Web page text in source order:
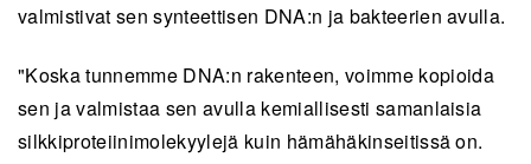
valmistivat sen synteettisen DNA:n ja bakteerien avulla.
"Koska tunnemme DNA:n rakenteen, voimme kopioida
sen ja valmistaa sen avulla kemiallisesti samanlaisia
silkkiproteiinimolekyylejä kuin hämähäkinseitissä on.